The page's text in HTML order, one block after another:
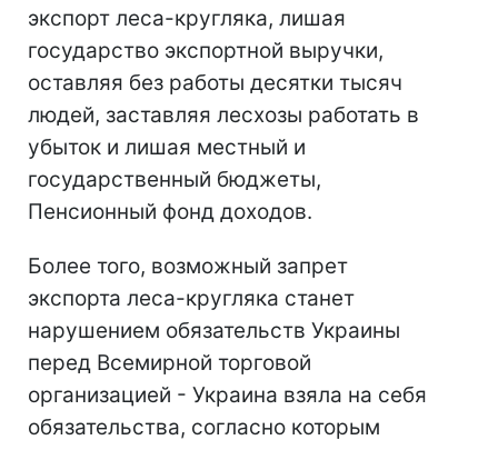
экспорт леса-кругляка, лишая
государство экспортной выручки,
оставляя без работы десятки тысяч
людей, заставляя лесхозы работать в
убыток и лишая местный и
государственный бюджеты,
Пенсионный фонд доходов.
Более того, возможный запрет
экспорта леса-кругляка станет
нарушением обязательств Украины
перед Всемирной торговой
организацией - Украина взяла на себя
обязательства, согласно которым